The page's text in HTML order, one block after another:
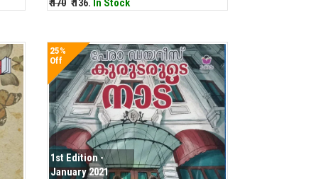
₹ 170 ₹ 136. In Stock
25%
Off
1st Edition -
January 2021